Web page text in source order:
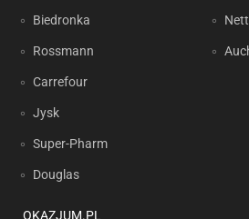
Biedronka
Rossmann
Carrefour
Jysk
Super-Pharm
Douglas
OKAZJUM.PL